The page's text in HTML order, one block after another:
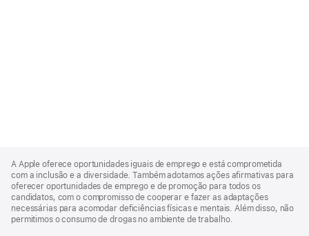
Footer
A Apple oferece oportunidades iguais de emprego e está comprometida
com a inclusão e a diversidade. Também adotamos ações afirmativas para
oferecer oportunidades de emprego e de promoção para todos os
candidatos, com o compromisso de cooperar e fazer as adaptações
necessárias para acomodar deficiências físicas e mentais. Além disso, não
permitimos o consumo de drogas no ambiente de trabalho.